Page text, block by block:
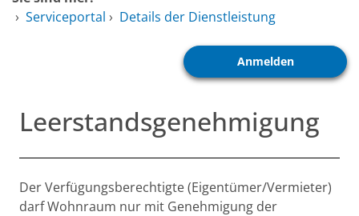
Dienstleistungen A-Z
› Serviceportal › Details der Dienstleistung
Anmelden
Leerstandsgenehmigung
Beschreibung
Der Verfügungsberechtigte (Eigentümer/Vermieter)
darf Wohnraum nur mit Genehmigung der